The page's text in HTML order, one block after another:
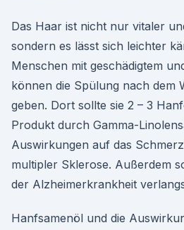
Das Haar ist nicht nur vitaler
sondern es lässt sich leichter
Menschen mit geschädigtem
können die Spülung nach dem
geben. Dort sollte sie 2 – 3
Produkt durch Gamma-
Auswirkungen auf das
multipler Sklerose. Außerdem
der Alzheimerkrankheit
Hanfsamenöl und die